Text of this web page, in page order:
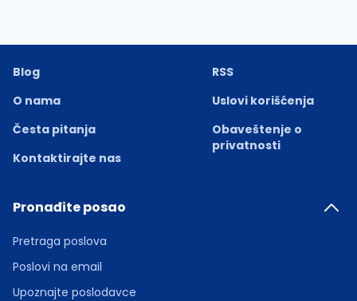
Blog
O nama
Česta pitanja
Kontaktirajte nas
RSS
Uslovi korišćenja
Obaveštenje o
privatnosti
Pronađite posao
Pretraga poslova
Poslovi na email
Upoznajte poslodavce